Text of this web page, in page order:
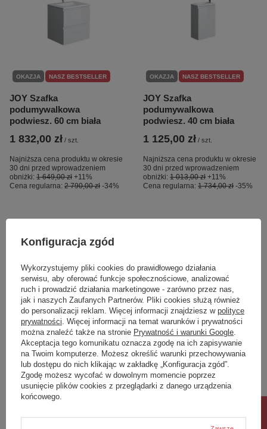
OKAZJA NASZ BESTSELLER
JOY Szafka
podumywalkowa
podwiesz. 60 cm biała
1 832,00 zł / szt.
Najniższa cena produktu w okresie
30 dni przed wprowadzeniem
obniżki: 1 649,00 zł +11%
Cena regularna: 2 790,00 zł -34%
OKAZJA NASZ BESTSELLER
JOY Szafka
podumywalkowa
podwiesz. 40 cm biała
1 125,00 zł / szt.
Najniższa cena produktu w okresie
30 dni przed wprowadzeniem
obniżki: 1 013,00 zł +11%
Cena regularna: 1 734,00 zł -35%
OKAZJA
JOY szafka
podumywalkowa
podwiesz.100cm
MokaWalnut
2 106,00 zł
Najniższa cena produktu w okresie
OKAZJA
JOY szafka
podumywalkowa
podwiesz.60cm moka
walnut
Najniższa cena produktu w okresie
30 dni przed wprowadzeniem
Konfiguracja zgód
Wykorzystujemy pliki cookies do prawidłowego działania
serwisu, aby oferować funkcje społecznościowe, analizować
ruch i prowadzić działania marketingowe - zarówno przez nas,
jak i naszych Zaufanych Partnerów. Pliki cookies służą również
do personalizacji reklam. Więcej informacji znajdziesz w polityce
prywatności . Więcej informacji na temat warunków i prywatności
można znaleźć także na stronie Prywatność i warunki Google
Akceptacja tego komunikatu oznacza zgodę na ich zapisywanie
na Twoim komputerze. Możesz określić warunki przechowywania
lub dostępu do nich klikając w zakładkę „Konfiguracja zgód”.
Zgodę możesz wycofać w dowolnym momencie poprzez
usunięcie plików cookies z przeglądarki z danego urządzenia
końcowego.